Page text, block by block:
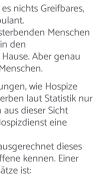
nichts Greifbares,
Menschen
den
Aber genau
wie Hospize
laut Statistik nur
dieser Sicht
eine
dieses
kennen. Einer
ist: